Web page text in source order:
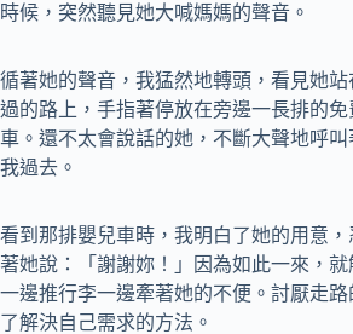
時候，突然聽見她大喊媽媽的聲音。
循著她的聲音，我猛然地轉頭，看見她
過的路上，手指著停放在旁邊一長排的免
車。還不太會說話的她，不斷大聲地呼
我過去。
看到那排嬰兒車時，我明白了她的用意
著她說：「謝謝妳！」因為如此一來，
一邊推行李一邊牽著她的不便。討厭走路
了解決自己需求的方法。